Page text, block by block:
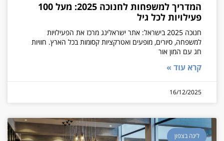
המדריך למשפחות לחנוכה 2025: מעל 100
פעילויות לכל גיל
חנוכה 2025 בישראל: אתר ישראלינג מרכז את הפעילויות
למשפחה, סיורים, מופעים ואטרקציות קסומות בכל הארץ. חוויות
חג עם המון אור
קרא עוד »
16/12/2025
לינה בצפון